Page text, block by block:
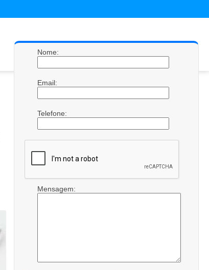
Nome:
Email:
Telefone:
Mensagem: